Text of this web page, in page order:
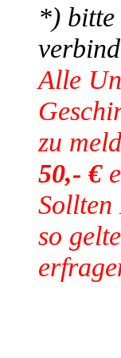
*) bitte
Alle
zu
50,- €
Sollten
so